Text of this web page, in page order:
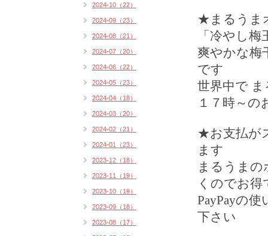
★まるうま
「冷やし
爽やかな梅
です
世界中で
１７時～の
★お支払が
ます
まるうま
くのでお得
PayPayの使
下さい
2024-10（22）
2024-09（23）
2024-08（21）
2024-07（20）
2024-06（22）
2024-05（23）
2024-04（18）
2024-03（20）
2024-02（21）
2024-01（23）
2023-12（18）
2023-11（19）
2023-10（19）
2023-09（18）
2023-08（17）